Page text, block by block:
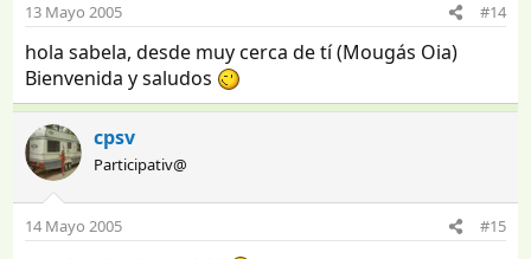
13 Mayo 2005 #14
hola sabela, desde muy cerca de tí (Mougás Oia)
Bienvenida y saludos
cpsv
Participativ@
14 Mayo 2005 #15